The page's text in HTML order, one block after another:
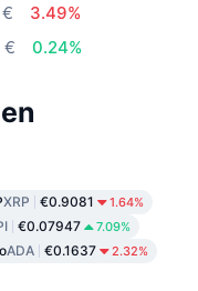
3.49%
€
0.24%
XRP €0.9081 1.64%
€0.07947 7.09%
ADA €0.1637 2.32%